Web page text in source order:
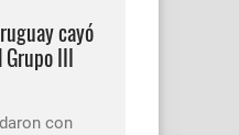
cayó
III
con